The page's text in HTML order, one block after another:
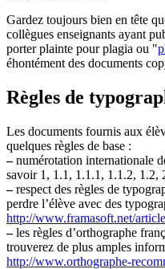
Gardez toujours bien en tête
collègues enseignants ayant
porter plainte pour plagia ou "
éhontément des documents
Règles de
Les documents fournis aux
quelques règles de base :
–numérotation internationale
savoir 1, 1.1, 1.1.1, 1.1.2, 1.2,
–respect des règles de
perdre l’élève avec des
http://www.framasoft.net/
–les règles d’orthographe
trouverez de plus amples
http://www.orthographe-